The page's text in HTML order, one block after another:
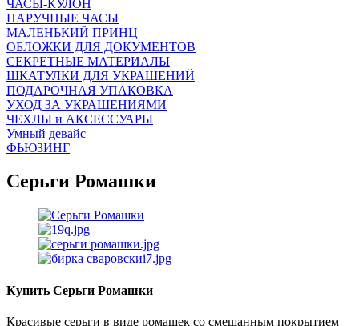
ЧАСЫ-КУЛОН
НАРУЧНЫЕ ЧАСЫ
МАЛЕНЬКИЙ ПРИНЦ
ОБЛОЖКИ ДЛЯ ДОКУМЕНТОВ
СЕКРЕТНЫЕ МАТЕРИАЛЫ
ШКАТУЛКИ ДЛЯ УКРАШЕНИЙ
ПОДАРОЧНАЯ УПАКОВКА
УХОД ЗА УКРАШЕНИЯМИ
ЧEХЛЫ и АКСЕССУАРЫ
Умный девайс
ФЬЮЗИНГ
Серьги Ромашки
Купить Серьги Ромашки
Красивые серьги в виде ромашек со смешанным покрытием